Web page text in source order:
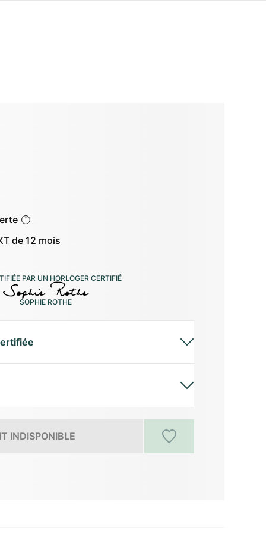
de 12 mois
PAR UN HORLOGER CERTIFIÉ
SOPHIE ROTHE
INDISPONIBLE